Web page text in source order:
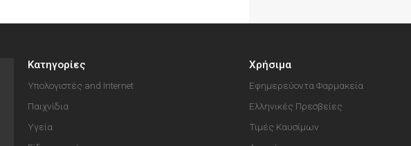
Κατηγορίες
Υπολογιστές and Internet
Παιχνίδια
Υγεία
Χρήσιμα
Εφημερεύοντα Φαρμακεία
Ελληνικές Πρεσβείες
Τιμές Καυσίμων